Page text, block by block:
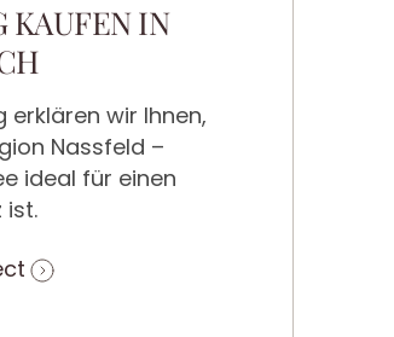
KAUFEN IN
erklären wir Ihnen,
Nassfeld –
ideal für einen
ist.